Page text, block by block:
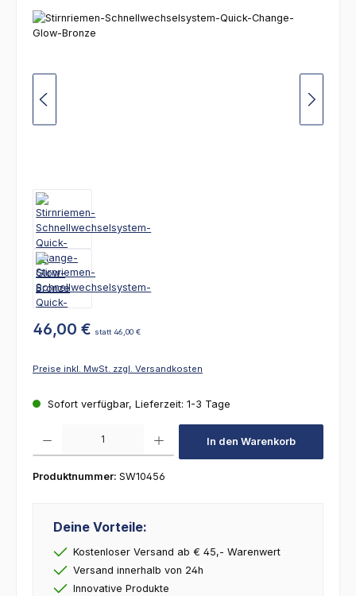
Bildergalerie überspringen
46,00 € statt 46,00 €
Preise inkl. MwSt. zzgl. Versandkosten
Sofort verfügbar, Lieferzeit: 1-3 Tage
In den Warenkorb
Produktnummer: SW10456
Deine Vorteile:
Kostenloser Versand ab € 45,- Warenwert
Versand innerhalb von 24h
Innovative Produkte